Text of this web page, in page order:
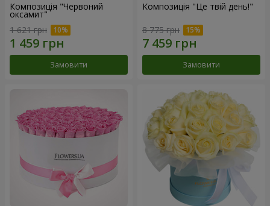
Композиція "Червоний
оксамит"
1 621 грн
Замовити
Композиція "Це твій день!"
8 775 грн
Замовити